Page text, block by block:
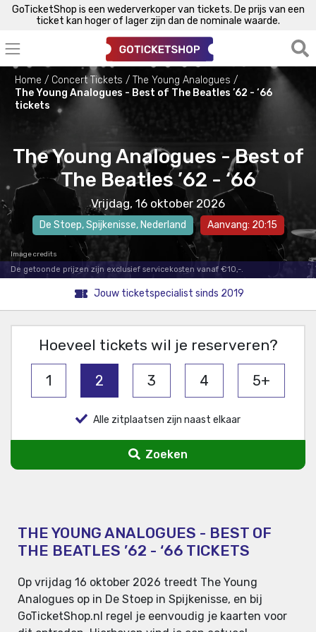
GoTicketShop is een wederverkoper van tickets. De prijs van een
ticket kan hoger of lager zijn dan de nominale waarde.
Home Concert Tickets
The Young Analogues
The Young Analogues - Best of The Beatles ’62 - ‘66
tickets
The Young Analogues - Best of
The Beatles ’62 - ‘66
Vrijdag, 16 oktober 2026
De Stoep,Spijkenisse, Nederland Aanvang: 20:15
Image credits
De getoonde prijzen zijn exclusief servicekosten vanaf €10,-.
Jouw ticketspecialist sinds 2019
Hoeveel tickets wil je reserveren?
1 2 3 4 5+
Alle zitplaatsen zijn naast elkaar
Zoeken
THE YOUNG ANALOGUES - BEST OF
THE BEATLES ’62 - ‘66 TICKETS
Op vrijdag 16 oktober 2026 treedt The Young
Analogues op in De Stoep in Spijkenisse, en bij
GoTicketShop.nl regel je eenvoudig je kaarten voor